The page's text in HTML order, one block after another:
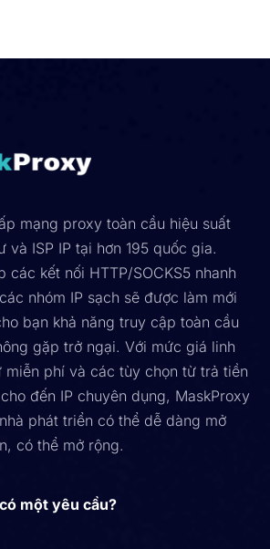
mạng proxy toàn cầu hiệu suất
và ISP IP tại hơn 195 quốc gia.
các kết nối HTTP/SOCKS5 nhanh
nhóm IP sạch sẽ được làm mới
bạn khả năng truy cập toàn cầu
gặp trở ngại. Với mức giá linh
miễn phí và các tùy chọn từ trả tiền
đến IP chuyên dụng, MaskProxy
phát triển có thể dễ dàng mở
có thể mở rộng.
một yêu cầu?